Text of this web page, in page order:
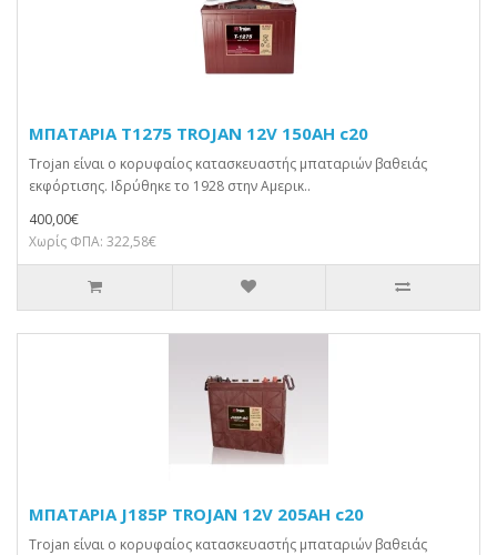
ΜΠΑΤΑΡΙΑ T1275 TROJAN 12V 150AH c20
Trojan είναι ο κορυφαίος κατασκευαστής μπαταριών βαθειάς
εκφόρτισης. Ιδρύθηκε το 1928 στην Αμερικ..
400,00€
Χωρίς ΦΠΑ: 322,58€
ΜΠΑΤΑΡΙΑ J185P TROJAN 12V 205AH c20
Trojan είναι ο κορυφαίος κατασκευαστής μπαταριών βαθειάς